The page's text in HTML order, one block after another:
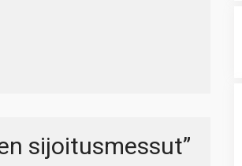
sijoitusmessut”